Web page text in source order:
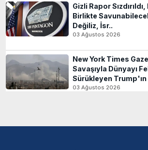
Gizli Rapor
Birlikte
Değiliz, İsr..
03 Ağustos 2026
New York Times
Savaşıyla Dünyayı
Sürükleyen
03 Ağustos 2026